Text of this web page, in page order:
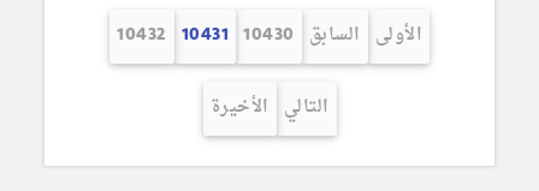
الأولى السابق 10430
10431
10432
التالي الأخيرة